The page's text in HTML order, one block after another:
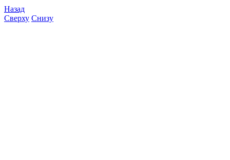
Назад
Сверху Снизу